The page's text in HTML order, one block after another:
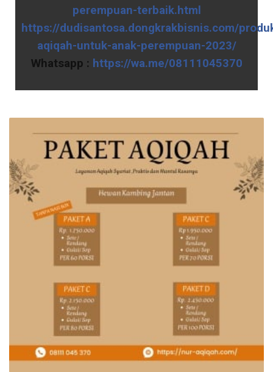
perempuan-terbaik.html
https://dudisantosa.dongkrakbisnis.com/
aqiqah-untuk-anak-perempuan-2023/
Whatsapp : https://wa.me/08111045370